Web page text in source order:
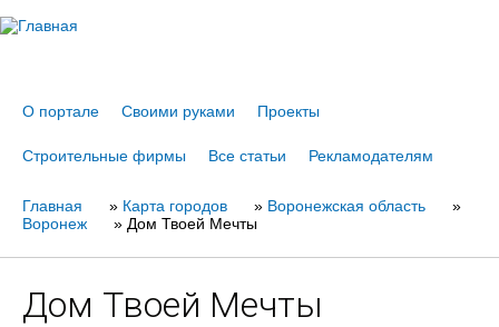
О портале Своими руками Проекты
Строительные фирмы Все статьи Рекламодателям
Вы
Главная » Карта городов » Воронежская область
»
Воронеж
» Дом Твоей Мечты
Дом Твоей Мечты